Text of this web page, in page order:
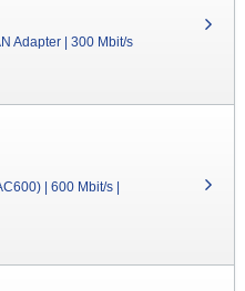
Adapter | 300 Mbit/s
| 600 Mbit/s |